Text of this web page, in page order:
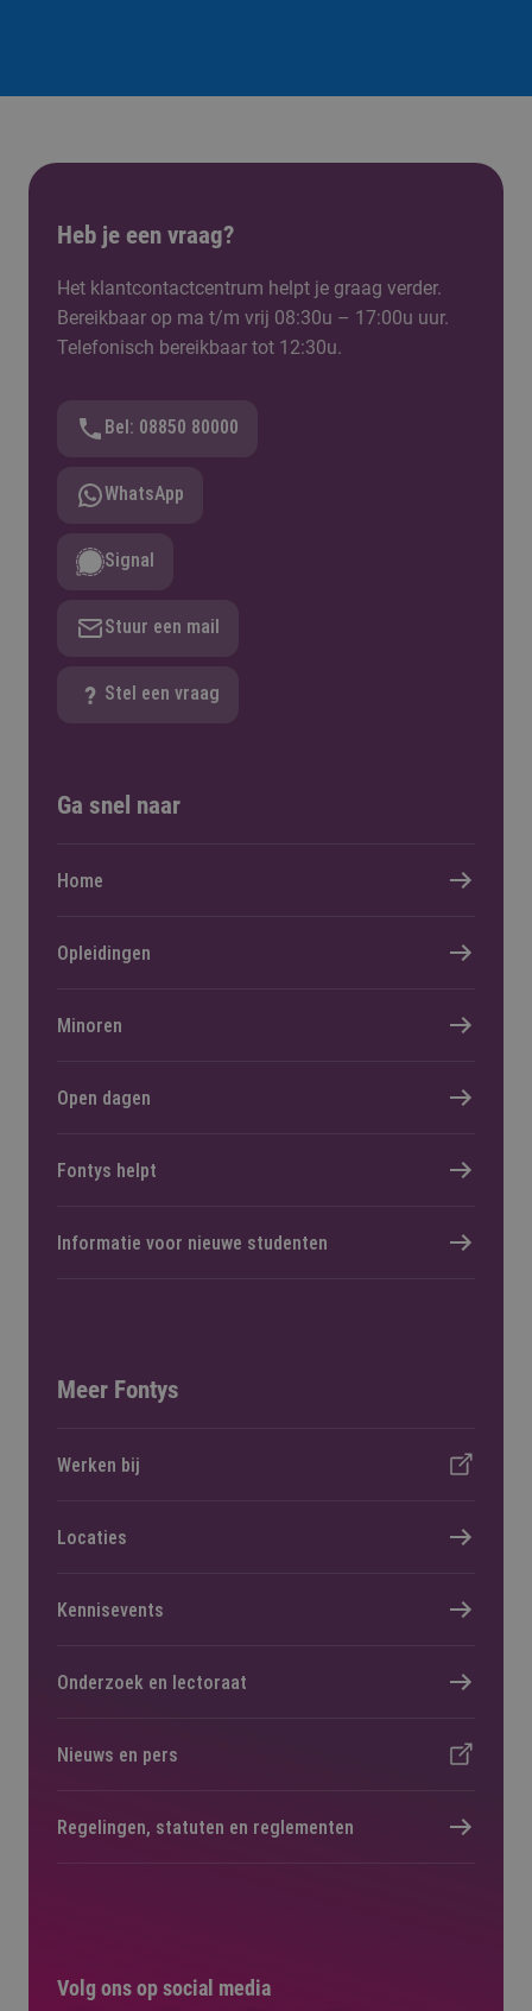
Heb je een vraag?
Het klantcontactcentrum helpt je graag verder.
Bereikbaar op ma t/m vrij 08:30u – 17:00u uur.
Telefonisch bereikbaar tot 12:30u.
Bel: 08850 80000
WhatsApp
Signal
Stuur een mail
Stel een vraag
Volg ons op social media
Ga snel naar
Home
Opleidingen
Minoren
Open dagen
Fontys helpt
Informatie voor nieuwe studenten
Meer Fontys
Werken bij
Locaties
Kennisevents
Onderzoek en lectoraat
Nieuws en pers
Regelingen, statuten en reglementen